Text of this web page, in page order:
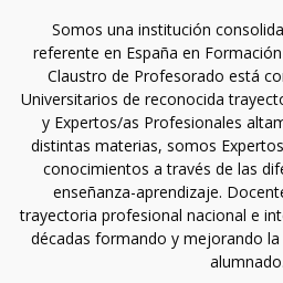
Somos una institución
referente en España en
Claustro de Profesorado está
Universitarios de reconocida
y Expertos/as Profesionales
distintas materias, somos
conocimientos a través de las
enseñanza-aprendizaje.
trayectoria profesional nacional e
décadas formando y mejorando
alumnado.